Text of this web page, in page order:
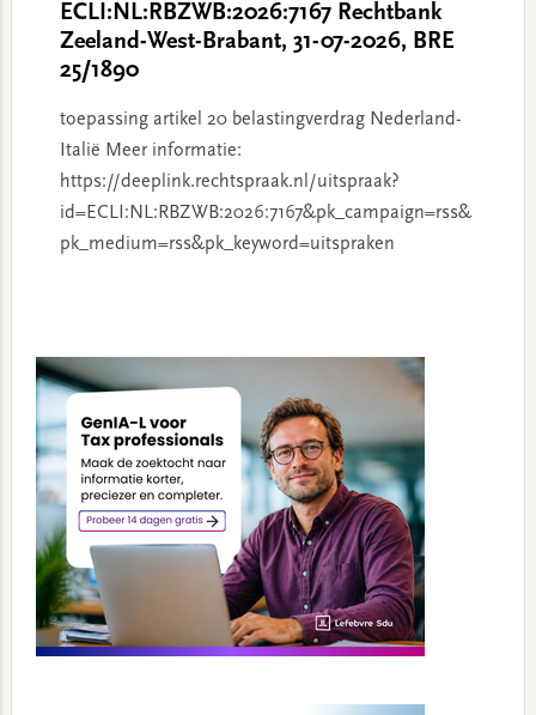
ECLI:NL:RBZWB:2026:7167 Rechtbank
Zeeland-West-Brabant, 31-07-2026, BRE
25/1890
toepassing artikel 20 belastingverdrag Nederland-
Italië Meer informatie:
https://deeplink.rechtspraak.nl/uitspraak?
id=ECLI:NL:RBZWB:2026:7167&pk_campaign=rss&
pk_medium=rss&pk_keyword=uitspraken
Sidebar